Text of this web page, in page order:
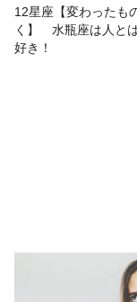
# 12星座ランキン
# 星座占い/星占い
12星座【変わったも
く】 水瓶座は人と
好き！